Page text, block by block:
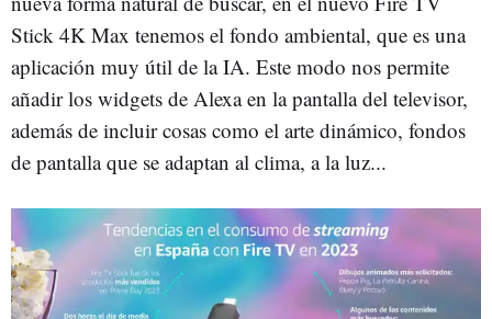
Stick 4K Max tenemos el fondo ambiental, que es una
aplicación muy útil de la IA. Este modo nos permite
añadir los widgets de Alexa en la pantalla del televisor,
además de incluir cosas como el arte dinámico, fondos
de pantalla que se adaptan al clima, a la luz...